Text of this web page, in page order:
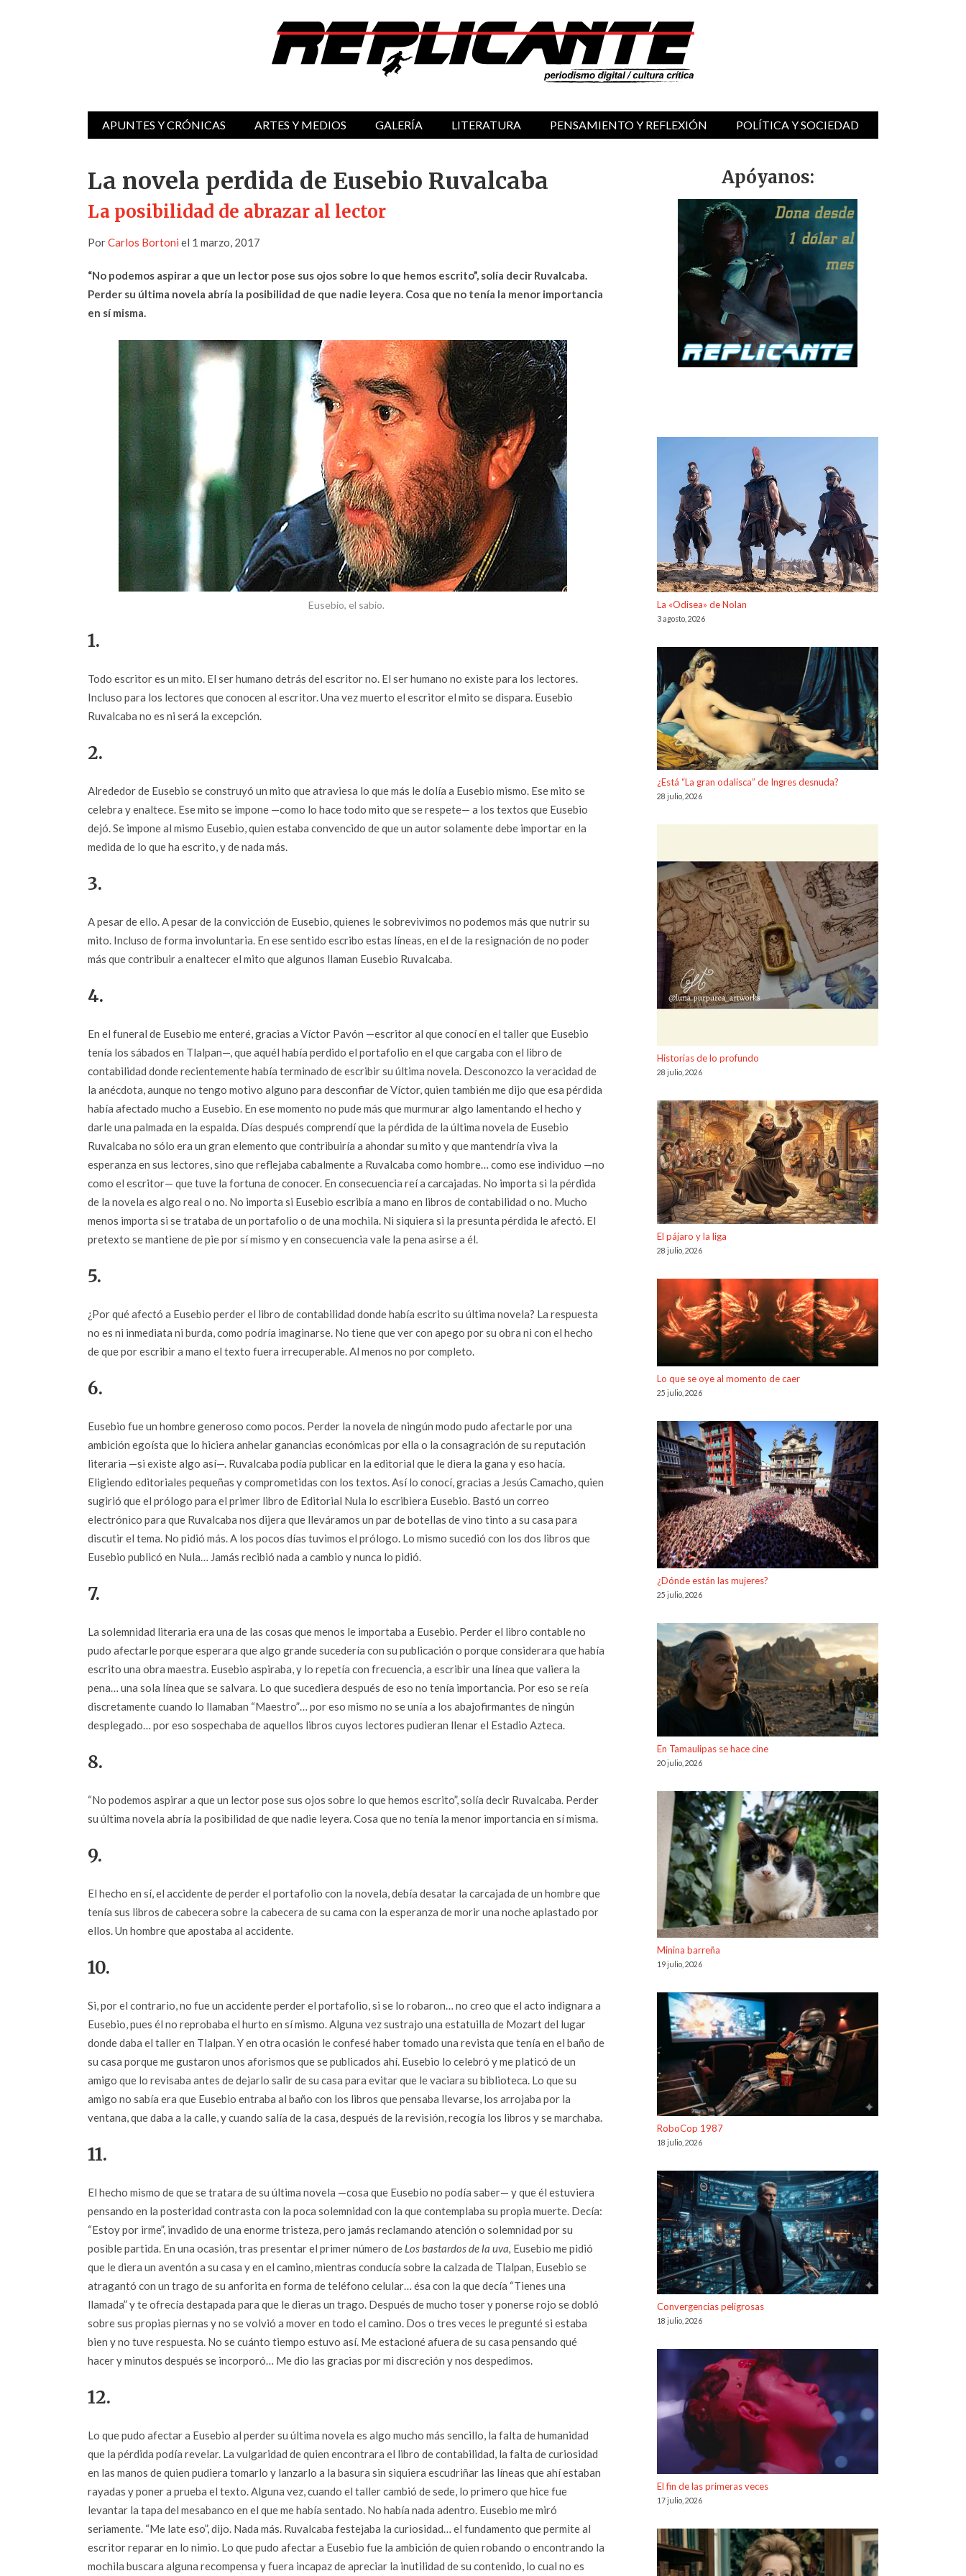
APUNTES Y CRÓNICAS ARTES Y MEDIOS GALERÍA LITERATURA PENSAMIENTO Y REFLEXIÓN POLÍTICA Y SOCIEDAD
La novela perdida de Eusebio Ruvalcaba
La posibilidad de abrazar al lector
PorCarlos Bortoni el 1 marzo, 2017
“No podemos aspirar a que un lector pose sus ojos sobre lo que hemos escrito”, solía decir Ruvalcaba.
Perder su última novela abría la posibilidad de que nadie leyera. Cosa que no tenía la menor importancia
en sí misma.
Eusebio, el sabio.
1.
Todo escritor es un mito. El ser humano detrás del escritor no. El ser humano no existe para los lectores.
Incluso para los lectores que conocen al escritor. Una vez muerto el escritor el mito se dispara. Eusebio
Ruvalcaba no es ni será la excepción.
2.
Alrededor de Eusebio se construyó un mito que atraviesa lo que más le dolía a Eusebio mismo. Ese mito se
celebra y enaltece. Ese mito se impone —como lo hace todo mito que se respete— a los textos que Eusebio
dejó. Se impone al mismo Eusebio, quien estaba convencido de que un autor solamente debe importar en la
medida de lo que ha escrito, y de nada más.
3.
A pesar de ello. A pesar de la convicción de Eusebio, quienes le sobrevivimos no podemos más que nutrir su
mito. Incluso de forma involuntaria. En ese sentido escribo estas líneas, en el de la resignación de no poder
más que contribuir a enaltecer el mito que algunos llaman Eusebio Ruvalcaba.
4.
En el funeral de Eusebio me enteré, gracias a Víctor Pavón —escritor al que conocí en el taller que Eusebio
tenía los sábados en Tlalpan—, que aquél había perdido el portafolio en el que cargaba con el libro de
contabilidad donde recientemente había terminado de escribir su última novela. Desconozco la veracidad de
la anécdota, aunque no tengo motivo alguno para desconfiar de Víctor, quien también me dijo que esa pérdida
había afectado mucho a Eusebio. En ese momento no pude más que murmurar algo lamentando el hecho y
darle una palmada en la espalda. Días después comprendí que la pérdida de la última novela de Eusebio
Ruvalcaba no sólo era un gran elemento que contribuiría a ahondar su mito y que mantendría viva la
esperanza en sus lectores, sino que reflejaba cabalmente a Ruvalcaba como hombre… como ese individuo —no
como el escritor— que tuve la fortuna de conocer. En consecuencia reí a carcajadas. No importa si la pérdida
de la novela es algo real o no. No importa si Eusebio escribía a mano en libros de contabilidad o no. Mucho
menos importa si se trataba de un portafolio o de una mochila. Ni siquiera si la presunta pérdida le afectó. El
pretexto se mantiene de pie por sí mismo y en consecuencia vale la pena asirse a él.
5.
¿Por qué afectó a Eusebio perder el libro de contabilidad donde había escrito su última novela? La respuesta
no es ni inmediata ni burda, como podría imaginarse. No tiene que ver con apego por su obra ni con el hecho
de que por escribir a mano el texto fuera irrecuperable. Al menos no por completo.
6.
Eusebio fue un hombre generoso como pocos. Perder la novela de ningún modo pudo afectarle por una
ambición egoísta que lo hiciera anhelar ganancias económicas por ella o la consagración de su reputación
literaria —si existe algo así—. Ruvalcaba podía publicar en la editorial que le diera la gana y eso hacía.
Eligiendo editoriales pequeñas y comprometidas con los textos. Así lo conocí, gracias a Jesús Camacho, quien
sugirió que el prólogo para el primer libro de Editorial Nula lo escribiera Eusebio. Bastó un correo
electrónico para que Ruvalcaba nos dijera que lleváramos un par de botellas de vino tinto a su casa para
discutir el tema. No pidió más. A los pocos días tuvimos el prólogo. Lo mismo sucedió con los dos libros que
Eusebio publicó en Nula… Jamás recibió nada a cambio y nunca lo pidió.
7.
La solemnidad literaria era una de las cosas que menos le importaba a Eusebio. Perder el libro contable no
pudo afectarle porque esperara que algo grande sucedería con su publicación o porque considerara que había
escrito una obra maestra. Eusebio aspiraba, y lo repetía con frecuencia, a escribir una línea que valiera la
pena… una sola línea que se salvara. Lo que sucediera después de eso no tenía importancia. Por eso se reía
discretamente cuando lo llamaban “Maestro”… por eso mismo no se unía a los abajofirmantes de ningún
desplegado… por eso sospechaba de aquellos libros cuyos lectores pudieran llenar el Estadio Azteca.
8.
“No podemos aspirar a que un lector pose sus ojos sobre lo que hemos escrito”, solía decir Ruvalcaba. Perder
su última novela abría la posibilidad de que nadie leyera. Cosa que no tenía la menor importancia en sí misma.
9.
El hecho en sí, el accidente de perder el portafolio con la novela, debía desatar la carcajada de un hombre que
tenía sus libros de cabecera sobre la cabecera de su cama con la esperanza de morir una noche aplastado por
ellos. Un hombre que apostaba al accidente.
10.
Si, por el contrario, no fue un accidente perder el portafolio, si se lo robaron… no creo que el acto indignara a
Eusebio, pues él no reprobaba el hurto en sí mismo. Alguna vez sustrajo una estatuilla de Mozart del lugar
donde daba el taller en Tlalpan. Y en otra ocasión le confesé haber tomado una revista que tenía en el baño de
su casa porque me gustaron unos aforismos que se publicados ahí. Eusebio lo celebró y me platicó de un
amigo que lo revisaba antes de dejarlo salir de su casa para evitar que le vaciara su biblioteca. Lo que su
amigo no sabía era que Eusebio entraba al baño con los libros que pensaba llevarse, los arrojaba por la
ventana, que daba a la calle, y cuando salía de la casa, después de la revisión, recogía los libros y se marchaba.
11.
El hecho mismo de que se tratara de su última novela —cosa que Eusebio no podía saber— y que él estuviera
pensando en la posteridad contrasta con la poca solemnidad con la que contemplaba su propia muerte. Decía:
“Estoy por irme”, invadido de una enorme tristeza, pero jamás reclamando atención o solemnidad por su
posible partida. En una ocasión, tras presentar el primer número de Los bastardos de la uva, Eusebio me pidió
que le diera un aventón a su casa y en el camino, mientras conducía sobre la calzada de Tlalpan, Eusebio se
atragantó con un trago de su anforita en forma de teléfono celular… ésa con la que decía “Tienes una
llamada” y te ofrecía destapada para que le dieras un trago. Después de mucho toser y ponerse rojo se dobló
sobre sus propias piernas y no se volvió a mover en todo el camino. Dos o tres veces le pregunté si estaba
bien y no tuve respuesta. No se cuánto tiempo estuvo así. Me estacioné afuera de su casa pensando qué
hacer y minutos después se incorporó… Me dio las gracias por mi discreción y nos despedimos.
12.
Lo que pudo afectar a Eusebio al perder su última novela es algo mucho más sencillo, la falta de humanidad
que la pérdida podía revelar. La vulgaridad de quien encontrara el libro de contabilidad, la falta de curiosidad
en las manos de quien pudiera tomarlo y lanzarlo a la basura sin siquiera escudriñar las líneas que ahí estaban
rayadas y poner a prueba el texto. Alguna vez, cuando el taller cambió de sede, lo primero que hice fue
levantar la tapa del mesabanco en el que me había sentado. No había nada adentro. Eusebio me miró
seriamente. “Me late eso”, dijo. Nada más. Ruvalcaba festejaba la curiosidad… el fundamento que permite al
escritor reparar en lo nimio. Lo que pudo afectar a Eusebio fue la ambición de quien robando o encontrando la
mochila buscara alguna recompensa y fuera incapaz de apreciar la inutilidad de su contenido, lo cual no es
Apóyanos:
La «Odisea» de Nolan
3 agosto, 2026
¿Está “La gran odalisca” de Ingres desnuda?
28 julio, 2026
Historias de lo profundo
28 julio, 2026
El pájaro y la liga
28 julio, 2026
Lo que se oye al momento de caer
25 julio, 2026
¿Dónde están las mujeres?
25 julio, 2026
En Tamaulipas se hace cine
20 julio, 2026
Minina barreña
19 julio, 2026
RoboCop 1987
18 julio, 2026
Convergencias peligrosas
18 julio, 2026
El fin de las primeras veces
17 julio, 2026